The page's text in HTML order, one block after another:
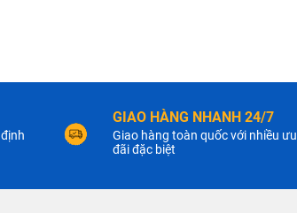
72 mm
GIAO HÀNG NHANH 24/7
Giao hàng toàn quốc với nhiều ưu
đãi đặc biệt